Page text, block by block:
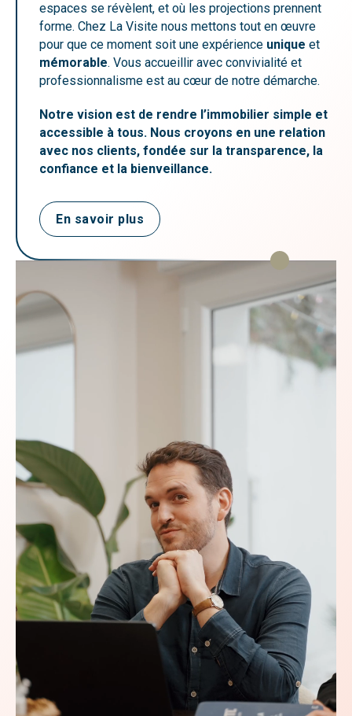
espaces se révèlent, et où les projections prennent
forme. Chez La Visite nous mettons tout en œuvre
pour que ce moment soit une expérience unique et
mémorable. Vous accueillir avec convivialité et
professionnalisme est au cœur de notre démarche.
Notre vision est de rendre l’immobilier simple et
accessible à tous. Nous croyons en une relation
avec nos clients, fondée sur la transparence, la
confiance et la bienveillance.
En savoir plus